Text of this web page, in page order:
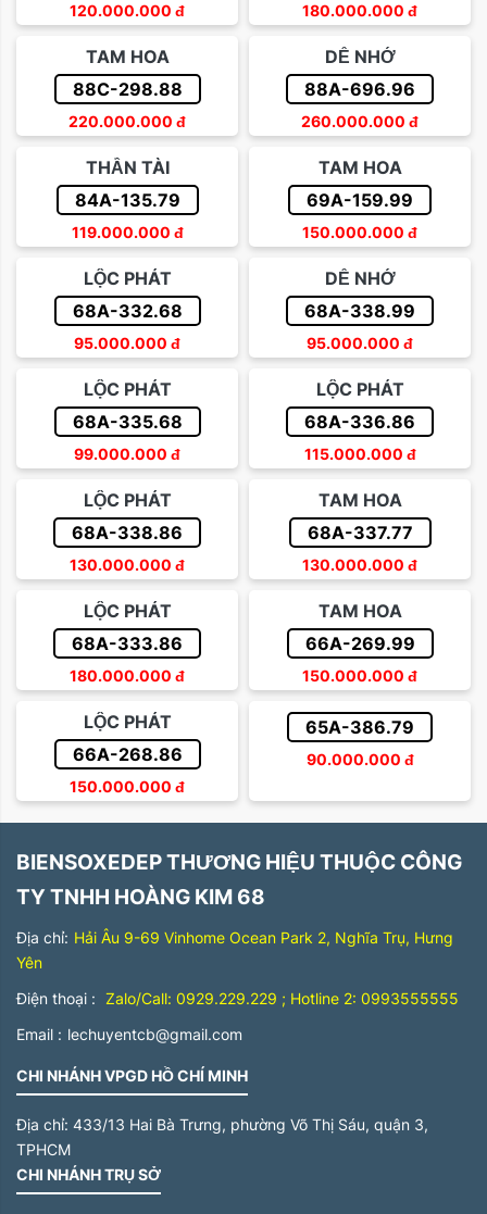
120.000.000 đ 180.000.000 đ
TAM HOA
88C-298.88
220.000.000 đ
DỄ NHỚ
88A-696.96
260.000.000 đ
THẦN TÀI
84A-135.79
119.000.000 đ
TAM HOA
69A-159.99
150.000.000 đ
LỘC PHÁT
68A-332.68
95.000.000 đ
DỄ NHỚ
68A-338.99
95.000.000 đ
LỘC PHÁT
68A-335.68
99.000.000 đ
LỘC PHÁT
68A-336.86
115.000.000 đ
LỘC PHÁT
68A-338.86
130.000.000 đ
TAM HOA
68A-337.77
130.000.000 đ
LỘC PHÁT
68A-333.86
180.000.000 đ
TAM HOA
66A-269.99
150.000.000 đ
LỘC PHÁT
66A-268.86
150.000.000 đ
65A-386.79
90.000.000 đ
BIENSOXEDEP THƯƠNG HIỆU THUỘC CÔNG
TY TNHH HOÀNG KIM 68
Địa chỉ: Hải Âu 9-69 Vinhome Ocean Park 2, Nghĩa Trụ, Hưng
Yên
Điện thoại : Zalo/Call: 0929.229.229 ; Hotline 2: 0993555555
Email : lechuyentcb@gmail.com
CHI NHÁNH VPGD HỒ CHÍ MINH
Địa chỉ: 433/13 Hai Bà Trưng, phường Võ Thị Sáu, quận 3,
TPHCM
CHI NHÁNH TRỤ SỞ